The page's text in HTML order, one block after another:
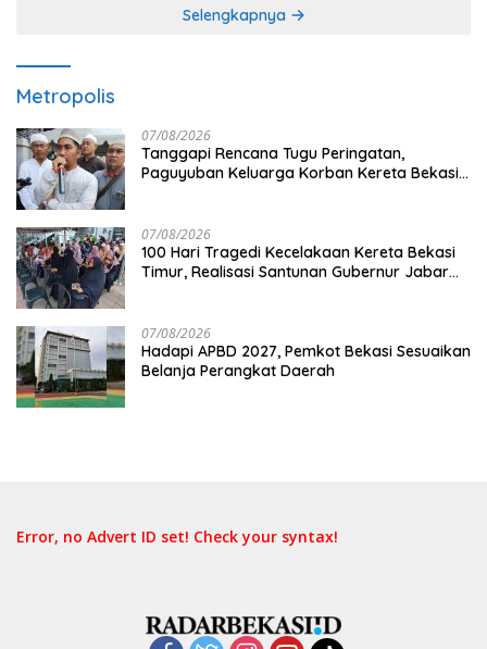
Selengkapnya
Metropolis
07/08/2026
Tanggapi Rencana Tugu Peringatan,
Paguyuban Keluarga Korban Kereta Bekasi
07/08/2026
100 Hari Tragedi Kecelakaan Kereta Bekasi
Timur, Realisasi Santunan Gubernur Jabar
07/08/2026
Hadapi APBD 2027, Pemkot Bekasi Sesuaikan
Belanja Perangkat Daerah
Error, no Advert ID set! Check your syntax!